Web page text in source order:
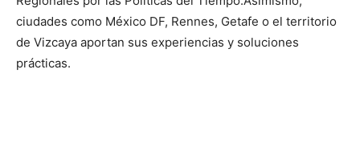
ciudades como México DF, Rennes, Getafe o el territorio
de Vizcaya aportan sus experiencias y soluciones
prácticas.